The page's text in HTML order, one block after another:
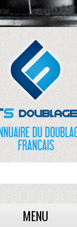
MENU